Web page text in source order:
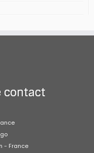
contact
- France